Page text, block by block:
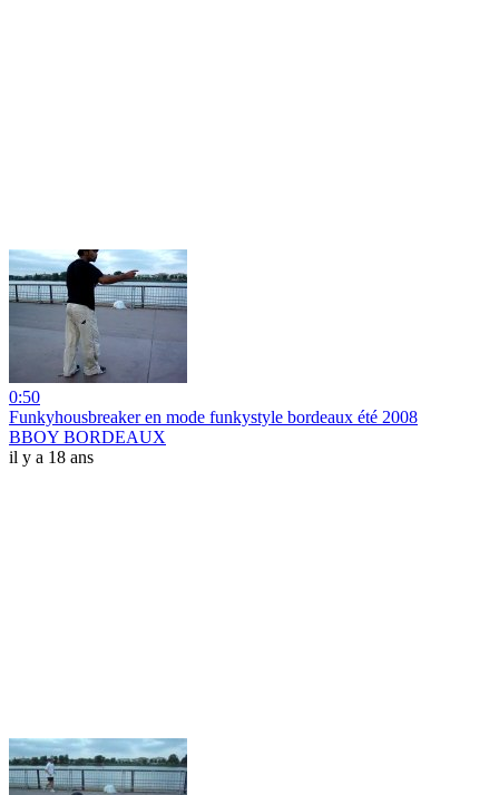
0:50
Funkyhousbreaker en mode funkystyle bordeaux été 2008
BBOY BORDEAUX
il y a 18 ans